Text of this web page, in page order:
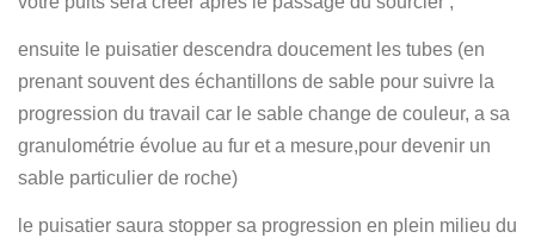
ensuite le puisatier descendra doucement les tubes (en
prenant souvent des échantillons de sable pour suivre la
progression du travail car le sable change de couleur, a sa
granulométrie évolue au fur et a mesure,pour devenir un
sable particulier de roche)
le puisatier saura stopper sa progression en plein milieu du